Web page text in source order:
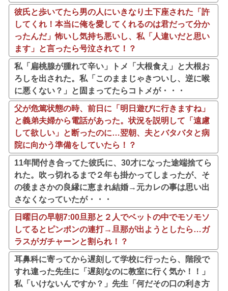
彼氏と歩いてたら男の人にいきなり土下座された「許
してくれ！本当に俺を愛してくれるのは君だって分か
ったんだ」怖いし気持ち悪いし、私「人違いだと思い
ます」と言ったら号泣されて！？
私「扁桃腺が腫れて辛い」トメ「大根食え」と大根お
ろしを出された。私「このままじゃきついし、逆に喉
に悪くない？」と固まってたらコトメが・・・
父が危篤状態の時、前日に「明日遊びに行きますね」
と義弟夫婦から電話があった。状況を説明して「遠慮
して欲しい」と断ったのに…翌朝、夫とバタバタと病
院に向かう準備をしていたら！？
11年間付き合ってた彼氏に、30才になった途端捨てら
れた。吹っ切れるまで２年も掛かってしまったが、そ
の後まさかの良縁に恵まれ結婚→元カレの事は思い出
さなくなっていたが・・・
日曜日の早朝7:00旦那と２人でベットの中でモソモソ
してるとピンポンの連打→旦那が出ようとしたら…ガ
ラスがガチャーンと割られ！？
耳鼻科に寄ってから遅刻して学校に行ったら、階段で
すれ違った先生に「遅刻なのに教室に行く気か！！」
私「いけないんですか？」先生「何だその口の利き方